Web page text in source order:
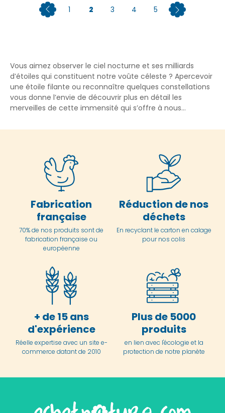
1 2 3 4 5
Vous aimez observer le ciel nocturne et ses milliards
d’étoiles qui constituent notre voûte céleste ? Apercevoir
une étoile filante ou reconnaître quelques constellations
vous donne l’envie de découvrir plus en détail les
merveilles de cette immensité qui s’offre à nous...
Fabrication
française
70% de nos produits sont de
fabrication française ou
européenne
Réduction de nos
déchets
En recyclant le carton en calage
pour nos colis
+ de 15 ans
d'expérience
Réelle expertise avec un site e-
commerce datant de 2010
Plus de 5000
produits
en lien avec l'écologie et la
protection de notre planète